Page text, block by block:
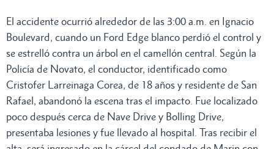
El accidente ocurrió alrededor de las 3:00 a.m. en Ignacio
Boulevard, cuando un Ford Edge blanco perdió el control y
se estrelló contra un árbol en el camellón central. Según la
Policía de Novato, el conductor, identificado como
Cristofer Larreinaga Corea, de 18 años y residente de San
Rafael, abandonó la escena tras el impacto. Fue localizado
poco después cerca de Nave Drive y Bolling Drive,
presentaba lesiones y fue llevado al hospital. Tras recibir el